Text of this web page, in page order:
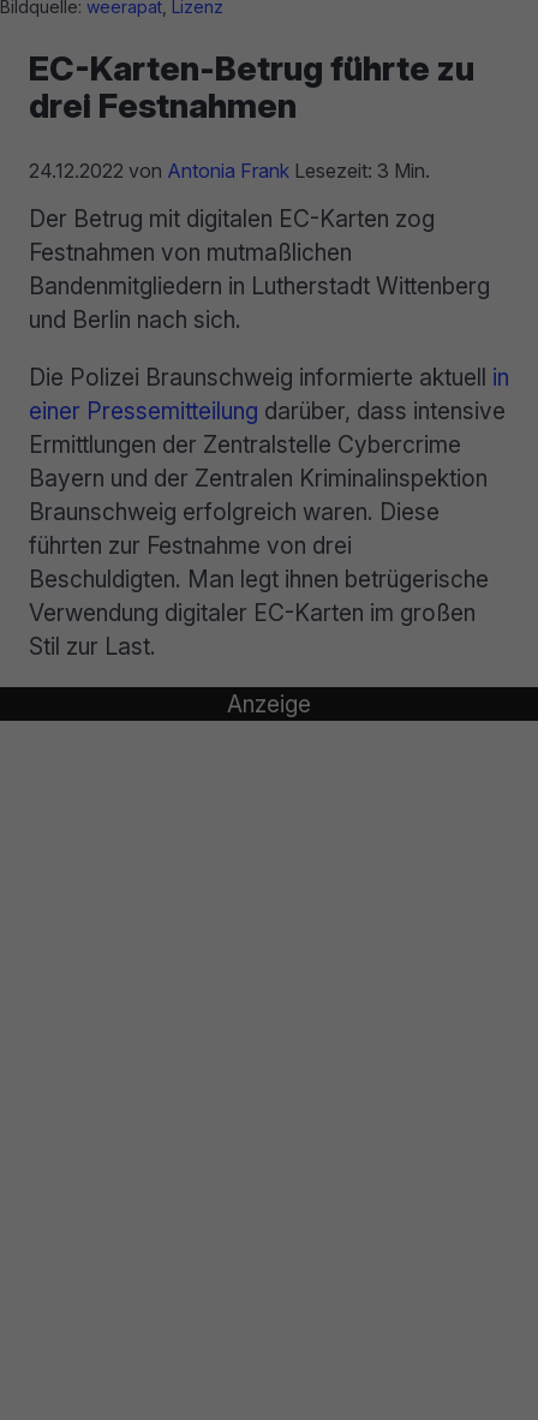
Bildquelle: weerapat Lizenz
EC-Karten-Betrug führte zu
drei Festnahmen
24.12.2022 von Antonia Frank Lesezeit: 3 Min.
Der Betrug mit digitalen EC-Karten zog
Festnahmen von mutmaßlichen
Bandenmitgliedern in Lutherstadt Wittenberg
und Berlin nach sich.
Die Polizei Braunschweig informierte aktuell in
einer Pressemitteilung darüber, dass intensive
Ermittlungen der Zentralstelle Cybercrime
Bayern und der Zentralen Kriminalinspektion
Braunschweig erfolgreich waren. Diese
führten zur Festnahme von drei
Beschuldigten. Man legt ihnen betrügerische
Verwendung digitaler EC-Karten im großen
Stil zur Last.